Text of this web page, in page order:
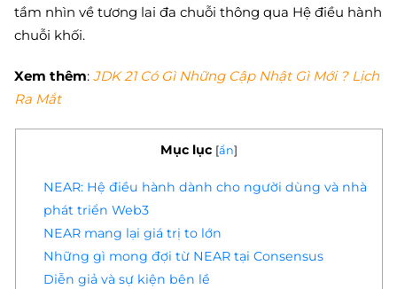
tầm nhìn về tương lai đa chuỗi thông qua Hệ điều hành
chuỗi khối.
Xem thêm:JDK 21 Có Gì Những Cập Nhật Gì Mới ? Lịch
Ra Mắt
Mục lục [ẩn]
NEAR: Hệ điều hành dành cho người dùng và nhà
phát triển Web3
NEAR mang lại giá trị to lớn
Những gì mong đợi từ NEAR tại Consensus
Diễn giả và sự kiện bên lề